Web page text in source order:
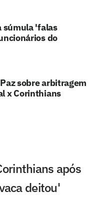
súmula 'falas
do
sobre arbitragem
x Corinthians
após
deitou'